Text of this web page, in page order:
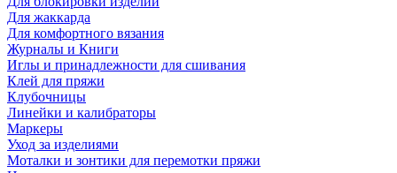
Для жаккарда
Для комфортного вязания
Журналы и Книги
Иглы и принадлежности для сшивания
Клей для пряжи
Клубочницы
Линейки и калибраторы
Маркеры
Уход за изделиями
Моталки и зонтики для перемотки пряжи